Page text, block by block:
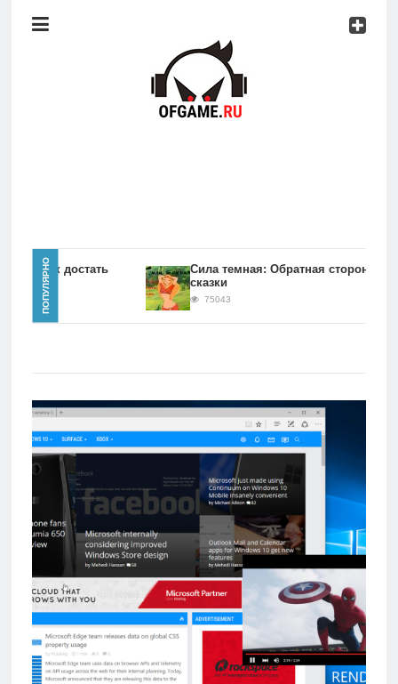
Консоли
Главная
игры
Мобильное
Культовые
игры
ПОПУЛЯРНО
Как достать
Сила темная: Обратная сторона
сказки
75043